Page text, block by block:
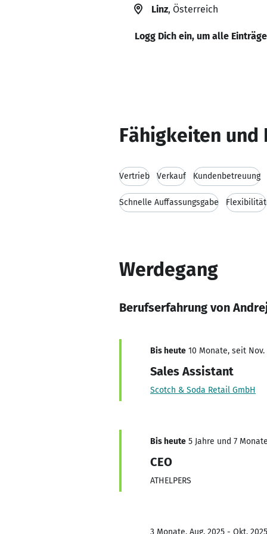
Linz, Österreich
Logg Dich ein, um alle
Fähigkeiten und
Vertrieb Verkauf Kundenbetreuung
Schnelle Auffassungsgabe Flexibilität
Werdegang
Berufserfahrung von
Bis heute 10 Monate, seit Nov.
Sales Assistant
Scotch & Soda Retail GmbH
Bis heute 5 Jahre und 7
CEO
ATHELPERS
3 Monate, Aug. 2025 - Okt. 2025